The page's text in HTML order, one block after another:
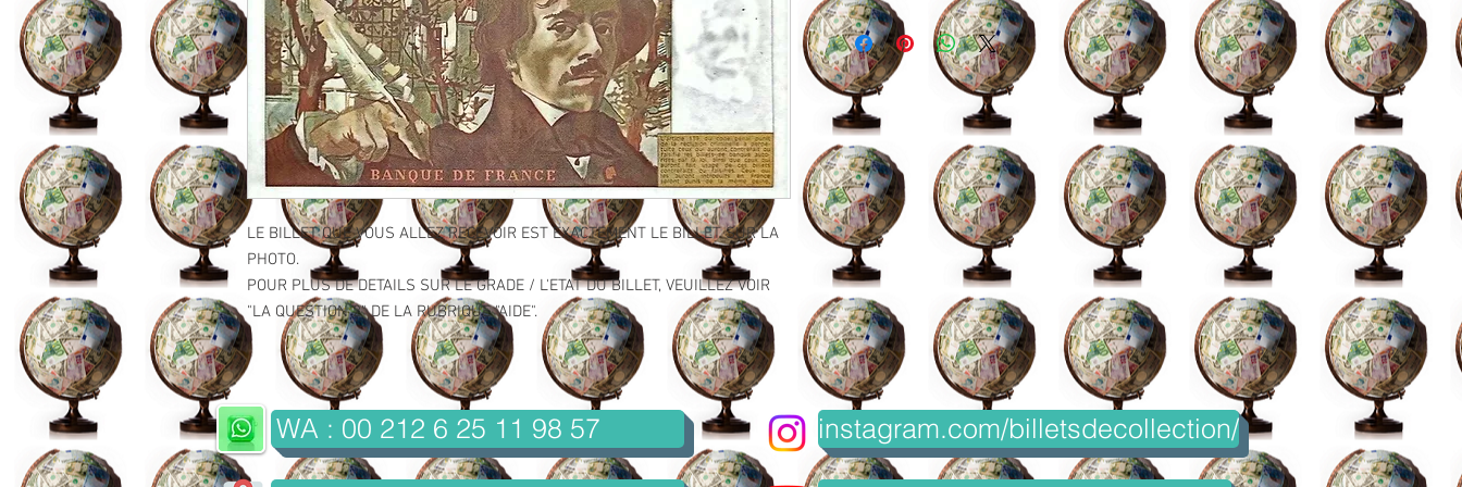
LE BILLET QUE VOUS ALLEZ RECEVOIR EST EXACTEMENT LE BILLET SUR LA
PHOTO.
POUR PLUS DE DETAILS SUR LE GRADE / L'ETAT DU BILLET, VEUILLEZ VOIR
"LA QUESTION 2" DE LA RUBRIQUE "AIDE".
WA : 00 212 6 25 11 98 57 instagram.com/billetsdecollection/